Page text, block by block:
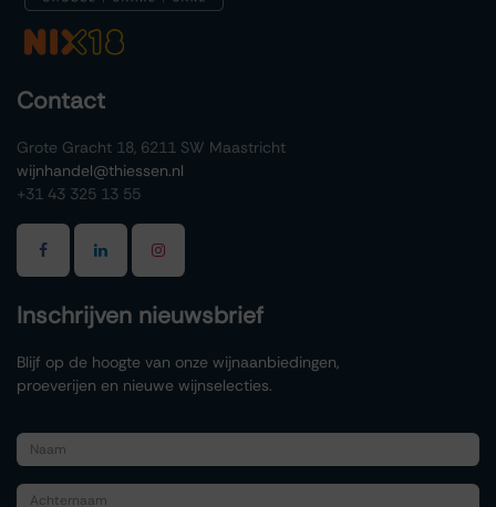
Contact
Grote Gracht 18, 6211 SW Maastricht
wijnhandel@thiessen.nl
+31 43 325 13 55
Inschrijven nieuwsbrief
Blijf op de hoogte van onze wijnaanbiedingen,
proeverijen en nieuwe wijnselecties.